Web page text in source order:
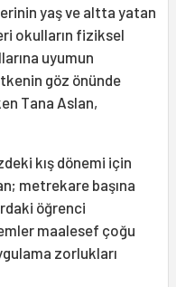
yaş ve altta yatan
okulların fiziksel
uyumun
göz önünde
Tana Aslan,
kış dönemi için
metrekare başına
öğrenci
maalesef çoğu
zorlukları